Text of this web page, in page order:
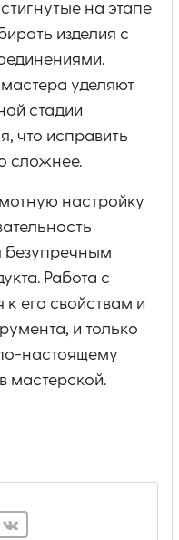
на этапе
изделия с
уделяют
стадии
что исправить
сложнее.
настройку
безупречным
Работа с
его свойствам и
и только
настоящему
мастерской.